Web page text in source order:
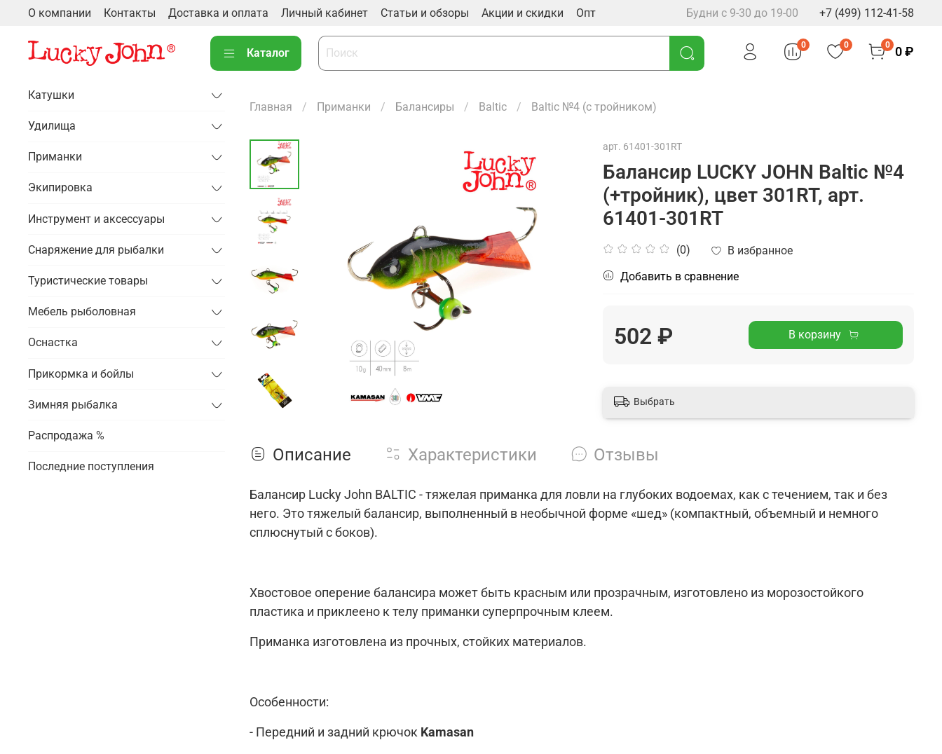
О компании Контакты Доставка и оплата Личный кабинет Статьи и обзоры Акции и скидки Опт Будни с 9-30 до 19-00 +7 (499) 112-41-58
Каталог
0 0 0 0 ₽
Главная Приманки Балансиры Baltic Baltic №4 (с тройником)
арт. 61401-301RT
Балансир LUCKY JOHN Baltic №4
(+тройник), цвет 301RT, арт.
61401-301RT
(0)
В избранное
Добавить в сравнение
502 ₽ В корзину
Выбрать
Описание Характеристики Отзывы
Балансир Lucky John BALTIC - тяжелая приманка для ловли на глубоких водоемах, как с течением, так и без
него. Это тяжелый балансир, выполненный в необычной форме «шед» (компактный, объемный и немного
сплюснутый с боков).
Хвостовое оперение балансира может быть красным или прозрачным, изготовлено из морозостойкого
пластика и приклеено к телу приманки суперпрочным клеем.
Приманка изготовлена из прочных, стойких материалов.
Особенности:
- Передний и задний крючок Kamasan
Катушки
Удилища
Приманки
Экипировка
Инструмент и аксессуары
Снаряжение для рыбалки
Туристические товары
Мебель рыболовная
Оснастка
Прикормка и бойлы
Зимняя рыбалка
Распродажа %
Последние поступления